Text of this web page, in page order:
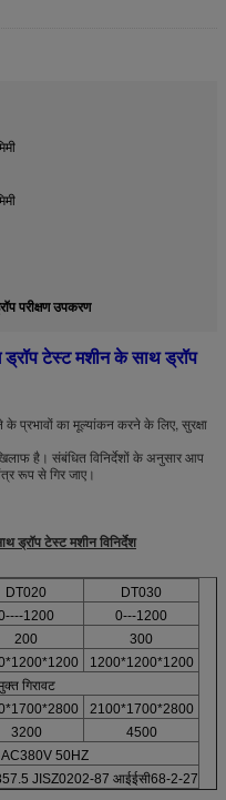
परीक्षण उपकरण
ड्रॉप टेस्ट मशीन के साथ ड्रॉप
प्रभावों का मूल्यांकन करने के लिए, सुरक्षा
है। संबंधित विनिर्देशों के अनुसार आप
रूप से गिर जाए।
ड्रॉप टेस्ट मशीन विनिर्देश
DT020
DT030
1200
0---1200
200
300
1200*1200*1200
गिरावट
2100*1700*2800
3200
4500
50HZ
JISZ0202-87 आईईसी68-2-27